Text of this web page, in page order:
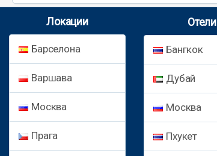
Локации
Барселона
Варшава
Москва
Прага
Отели
Бангкок
Дубай
Москва
Пхукет